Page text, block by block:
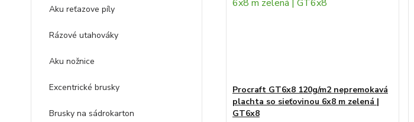
Aku reťazove píly
Rázové utahováky
Aku nožnice
Excentrické brusky
Brusky na sádrokarton
Procraft GT6x8 120g/m2 nepremokavá
plachta so sieťovinou 6x8 m zelená |
GT6x8